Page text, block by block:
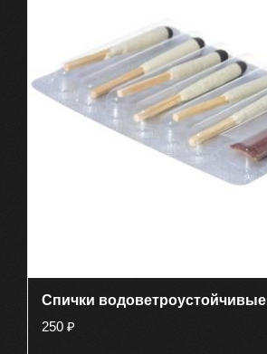
Спички водоветроустойчивые
250 ₽